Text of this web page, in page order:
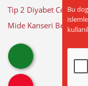
Bu
Tip 2 Diyabet Cerrahisi
Mide Kanseri Belirtileri